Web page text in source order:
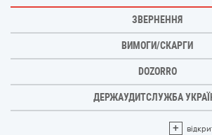
ЗВЕРНЕННЯ
ВИМОГИ/СКАРГИ
DOZORRO
ДЕРЖАУДИТСЛУЖБА
+